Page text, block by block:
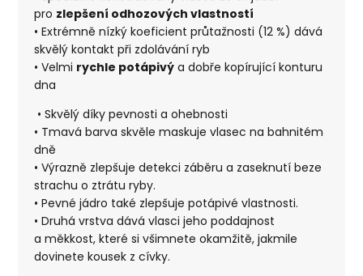
pro zlepšení odhozových vlastností
• Extrémně nízký koeficient průtažnosti (12 %) dává
skvělý kontakt při zdolávání ryb
• Velmi rychle potápivý a dobře kopírující konturu
dna
• Skvělý díky pevnosti a ohebnosti
• Tmavá barva skvěle maskuje vlasec na bahnitém
dně
• Výrazně zlepšuje detekci záběru a zaseknutí beze
strachu o ztrátu ryby.
• Pevné jádro také zlepšuje potápivé vlastnosti.
• Druhá vrstva dává vlasci jeho poddajnost
a měkkost, které si všimnete okamžitě, jakmile
dovinete kousek z cívky.